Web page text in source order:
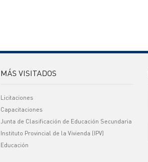
MÁS VISITADOS
Licitaciones
Capacitaciones
Junta de Clasificación de Educación Secundaria
Instituto Provincial de la Vivienda (IPV)
Educación